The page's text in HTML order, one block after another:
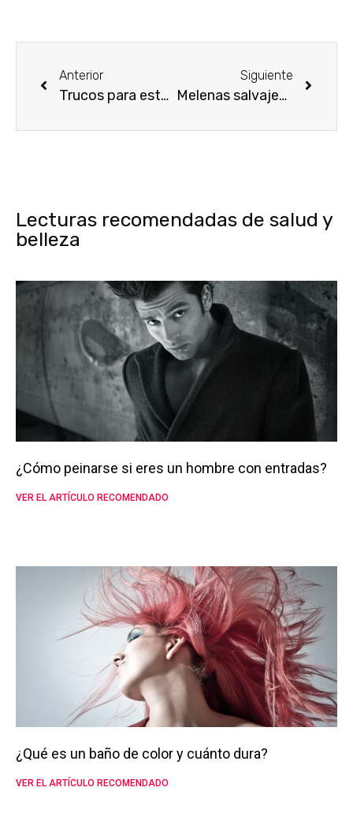
Anterior
Trucos para estar siempre guapa
Siguiente
Melenas salvajes y sexys
Lecturas recomendadas de salud y
belleza
¿Cómo peinarse si eres un hombre con entradas?
VER EL ARTÍCULO RECOMENDADO
¿Qué es un baño de color y cuánto dura?
VER EL ARTÍCULO RECOMENDADO